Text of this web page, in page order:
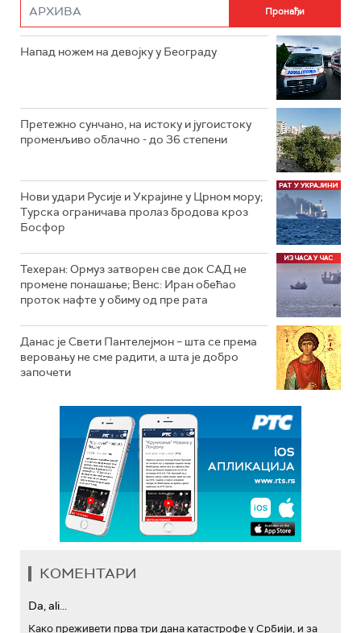
Напад ножем на девојку у Београду
Претежно сунчано, на истоку и југоистоку
променљиво облачно - до 36 степени
Нови удари Русије и Украјине у Црном мору;
Турска ограничава пролаз бродова кроз
Босфор
Техеран: Ормуз затворен све док САД не
промене понашање; Венс: Иран обећао
проток нафте у обиму од пре рата
Данас је Свети Пантелејмон – шта се према
веровању не сме радити, а шта је добро
започети
КОМЕНТАРИ
Da, ali...
Како преживети прва три дана катастрофе у Србији, и за